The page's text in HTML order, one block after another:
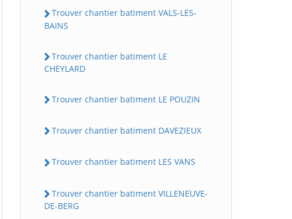
Trouver chantier batiment VALS-LES-
BAINS
Trouver chantier batiment LE
CHEYLARD
Trouver chantier batiment LE POUZIN
Trouver chantier batiment DAVEZIEUX
Trouver chantier batiment LES VANS
Trouver chantier batiment VILLENEUVE-
DE-BERG